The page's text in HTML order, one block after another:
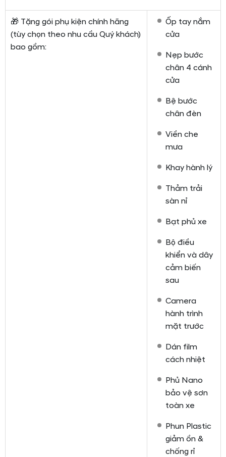
🎁 Tặng gói phụ kiện chính hãng
(tùy chọn theo nhu cầu Quý khách)
bao gồm:
Ốp tay nắm
cửa
Nẹp bước
chân 4 cánh
cửa
Bệ bước
chân đèn
Viền che
mưa
Khay hành lý
Thảm trải
sàn nỉ
Bạt phủ xe
Bộ điều
khiển và dây
cảm biến
sau
Camera
hành trình
mặt trước
Dán film
cách nhiệt
Phủ Nano
bảo vệ sơn
toàn xe
Phun Plastic
giảm ồn &
chống rỉ